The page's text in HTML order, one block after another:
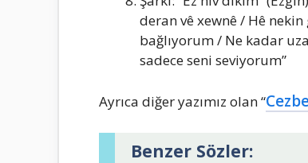
deran vê xewnê / Hê
bağlıyorum / Ne kadar
sadece seni seviyorum”
Ayrıca diğer yazımız olan “
Benzer Sözler: